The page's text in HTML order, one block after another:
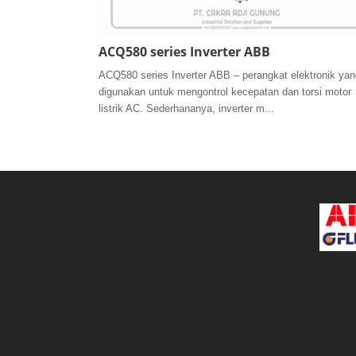
ACQ580 series Inverter ABB
ACQ580 series Inverter ABB – perangkat elektronik
digunakan untuk mengontrol kecepatan dan torsi motor
listrik AC. Sederhananya, inverter m...